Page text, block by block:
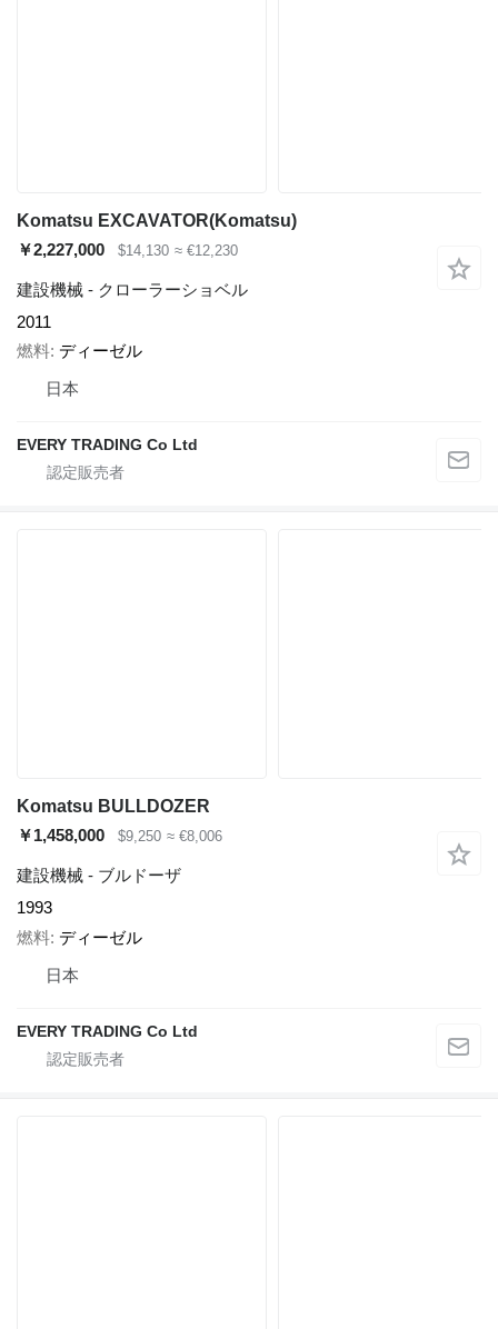
Komatsu EXCAVATOR(Komatsu)
￥2,227,000
$14,130 ≈ €12,230
建設機械 - クローラーショベル
2011
燃料 ディーゼル
日本
EVERY TRADING Co Ltd
Komatsu BULLDOZER
￥1,458,000
$9,250 ≈ €8,006
建設機械 - ブルドーザ
1993
燃料 ディーゼル
日本
EVERY TRADING Co Ltd